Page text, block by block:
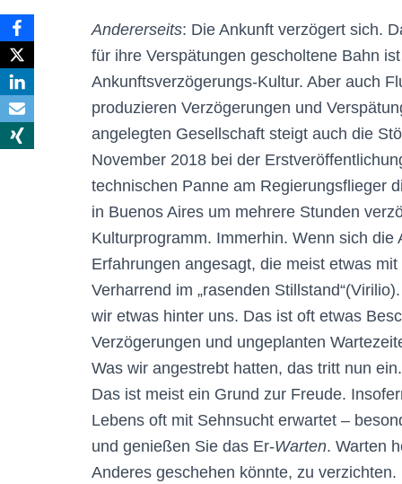
Andererseits: Die Ankunft verzögert sich.
für ihre Verspätungen gescholtene Bahn
Ankunftsverzögerungs-Kultur. Aber auch
produzieren Verzögerungen und
angelegten Gesellschaft steigt auch die
November 2018 bei der
technischen Panne am Regierungsflieger
in Buenos Aires um mehrere Stunden
Kulturprogramm. Immerhin. Wenn sich
Erfahrungen angesagt, die meist etwas mit
Verharrend im „rasenden
wir etwas hinter uns. Das ist oft etwas
Verzögerungen und ungeplanten
Was wir angestrebt hatten, das tritt nun
Das ist meist ein Grund zur Freude.
Lebens oft mit Sehnsucht erwartet –
und genießen Sie das Er-Warten. Warten
Anderes geschehen könnte, zu